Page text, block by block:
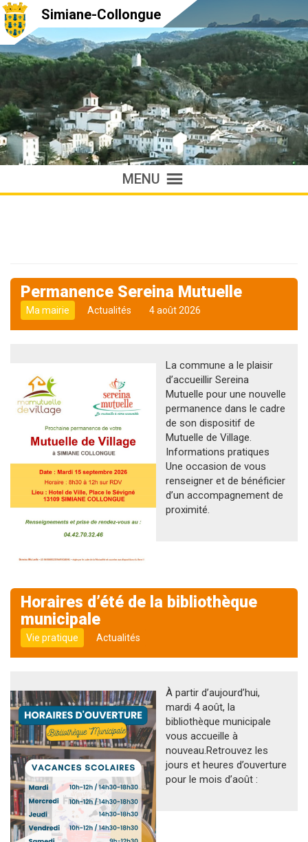
Simiane-Collongue
MENU
Permanence Sereina Mutuelle
Ma mairie Actualités 4 août 2026
La commune a le plaisir
d’accueillir Sereina
Mutuelle pour une nouvelle
permanence dans le cadre
de son dispositif de
Mutuelle de Village.
Informations pratiques
Une occasion de vous
renseigner et de bénéficier
d’un accompagnement de
proximité.
Horaires d’été de la bibliothèque
municipale
Vie pratique Actualités
À partir d’aujourd’hui,
mardi 4 août, la
bibliothèque municipale
vous accueille à
nouveau.Retrouvez les
jours et heures d’ouverture
pour le mois d’août :